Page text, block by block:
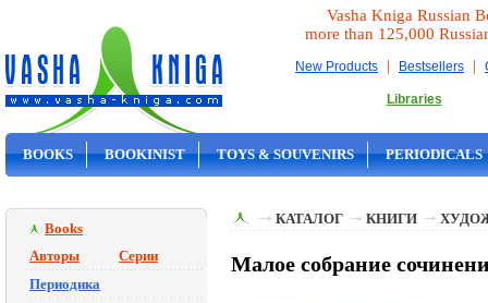
Vasha Kniga Russian
more than 125,000
New Products | Bestsellers |
Libraries
BOOKS BOOKINIST TOYS & SOUVENIRS PERIODICALS
Books
Авторы
Серии
Периодика
КАТАЛОГ КНИГИ
Малое собрание